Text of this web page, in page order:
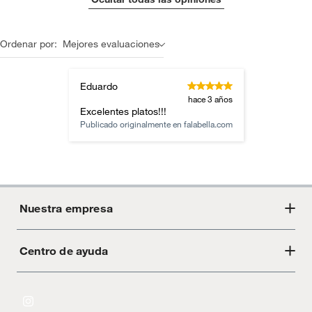
Ordenar por: Mejores evaluaciones
Eduardo
hace 3 años
Excelentes platos!!!
Publicado originalmente en falabella.com
Nuestra empresa
Acerca de Crate
Centro de ayuda